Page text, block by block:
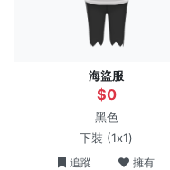
海盜服
$0
黑色
下裝 (1x1)
追蹤 擁有